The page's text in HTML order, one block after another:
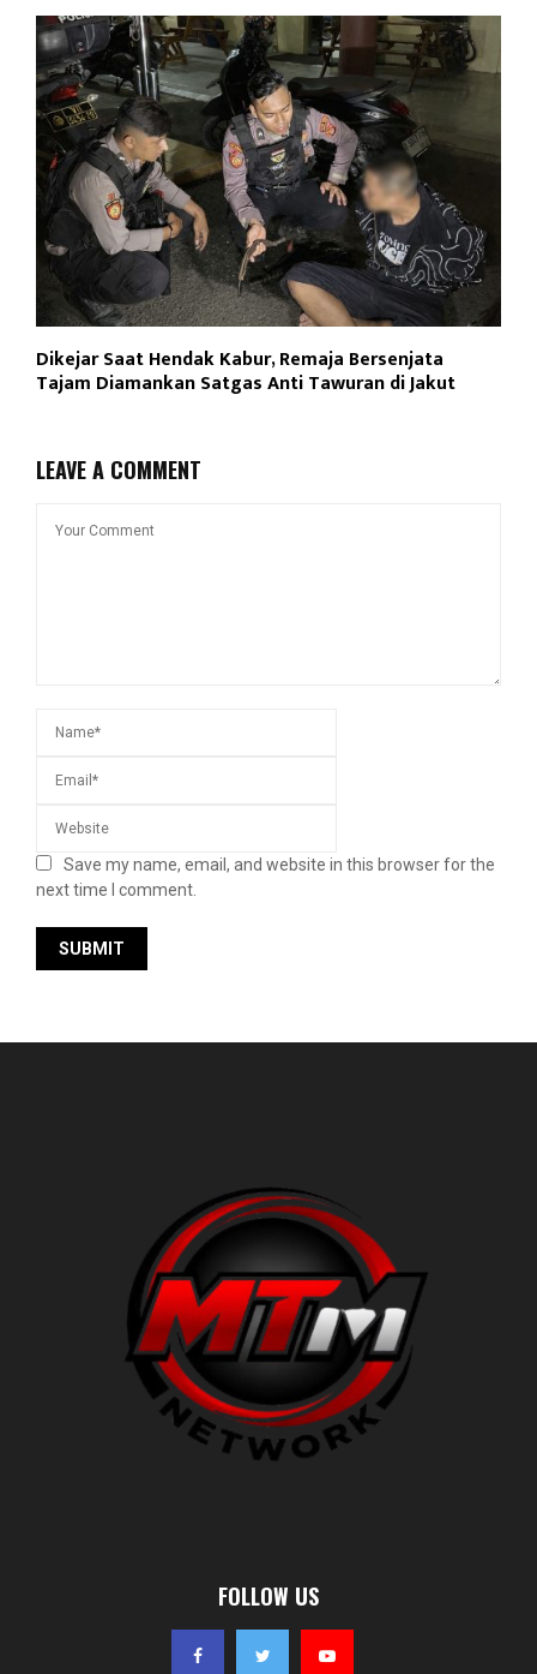
Dikejar Saat Hendak Kabur, Remaja Bersenjata
Tajam Diamankan Satgas Anti Tawuran di Jakut
LEAVE A COMMENT
Save my name, email, and website in this browser for the
next time I comment.
FOLLOW US